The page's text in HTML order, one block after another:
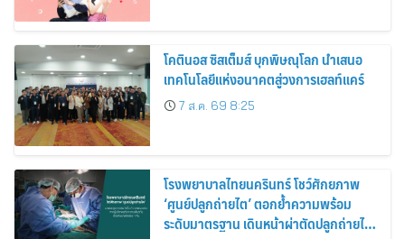
โคตินอส ซิสเต็มส์ บุกพิษณุโลก นำเสนอ
เทคโนโลยีแห่งอนาคตสู่วงการเฮลท์แคร์
7 ส.ค. 69 8:25
โรงพยาบาลไทยนครินทร์ โชว์ศักยภาพ
‘ศูนย์ปลูกถ่ายไต’ ตอกย้ำความพร้อม
ระดับมาตรฐาน เดินหน้าผ่าตัดปลูกถ่ายไต